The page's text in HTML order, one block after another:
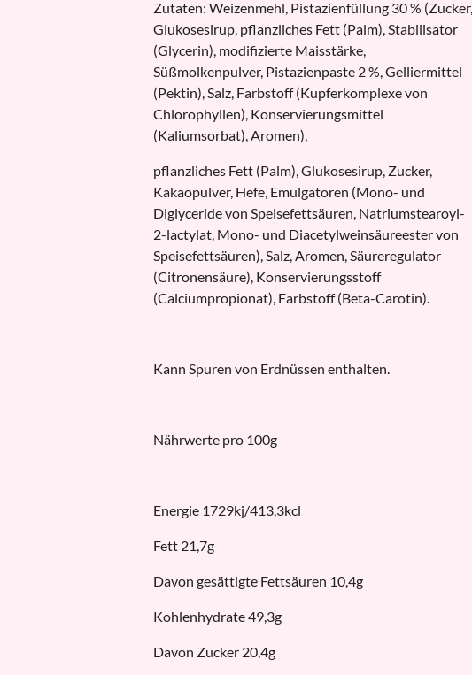
Zutaten: Weizenmehl, Pistazienfüllung 30 % (Zucker,
Glukosesirup, pflanzliches Fett (Palm), Stabilisator
(Glycerin), modifizierte Maisstärke,
Süßmolkenpulver, Pistazienpaste 2 %, Gelliermittel
(Pektin), Salz, Farbstoff (Kupferkomplexe von
Chlorophyllen), Konservierungsmittel
(Kaliumsorbat), Aromen),
pflanzliches Fett (Palm), Glukosesirup, Zucker,
Kakaopulver, Hefe, Emulgatoren (Mono- und
Diglyceride von Speisefettsäuren, Natriumstearoyl-
2-lactylat, Mono- und Diacetylweinsäureester von
Speisefettsäuren), Salz, Aromen, Säureregulator
(Citronensäure), Konservierungsstoff
(Calciumpropionat), Farbstoff (Beta-Carotin).
Kann Spuren von Erdnüssen enthalten.
Nährwerte pro 100g
Energie 1729kj/413,3kcl
Fett 21,7g
Davon gesättigte Fettsäuren 10,4g
Kohlenhydrate 49,3g
Davon Zucker 20,4g